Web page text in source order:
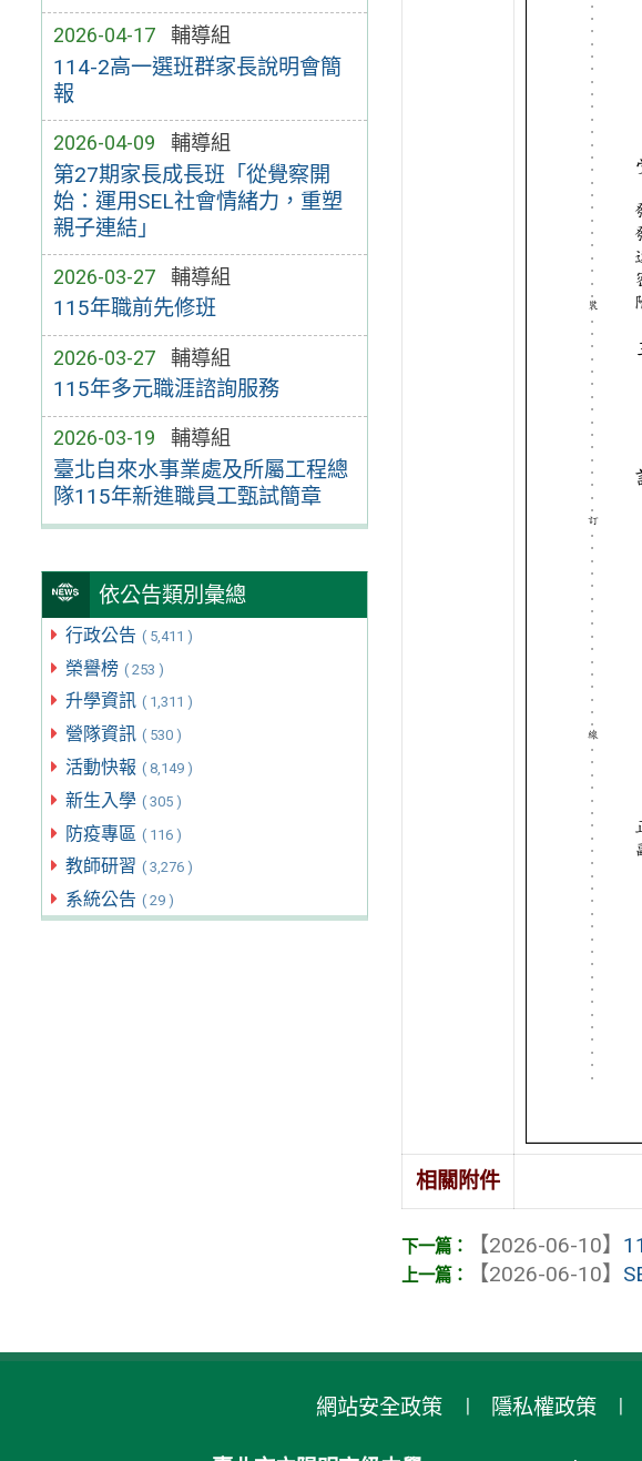
2026-04-17 輔導組
114-2高一選班群家長說明會簡
報
2026-04-09 輔導組
第27期家長成長班「從覺察開
始：運用SEL社會情緒力，重塑
親子連結」
2026-03-27 輔導組
115年職前先修班
2026-03-27 輔導組
115年多元職涯諮詢服務
2026-03-19 輔導組
臺北自來水事業處及所屬工程總
隊115年新進職員工甄試簡章
依公告類別彙總
行政公告 ( 5,411 )
榮譽榜 ( 253 )
升學資訊 ( 1,311 )
營隊資訊 ( 530 )
活動快報 ( 8,149 )
新生入學 ( 305 )
防疫專區 ( 116 )
教師研習 ( 3,276 )
系統公告 ( 29 )
相關附件
【2026-06-10】
【2026-06-10】
網站安全政策 隱私權政策